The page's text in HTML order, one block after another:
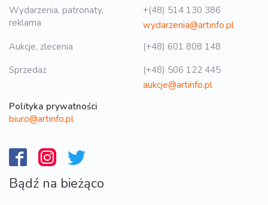
Wydarzenia, patronaty,
reklama
+(48) 514 130 386
wydarzenia@artinfo.pl
Aukcje, zlecenia
(+48) 601 808 148
Sprzedaż
(+48) 506 122 445
aukcje@artinfo.pl
Polityka prywatności
biuro@artinfo.pl
Bądź na bieżąco